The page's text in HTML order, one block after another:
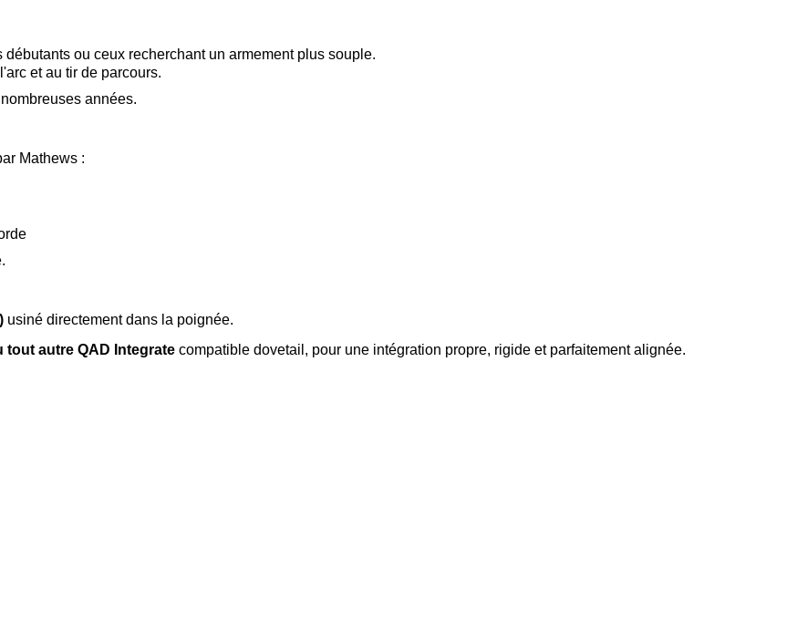
ou ceux recherchant un armement plus souple.
et au tir de parcours.
années.
Mathews :
usiné directement dans la poignée.
tout autre QAD Integrate compatible dovetail, pour une intégration propre, rigide et parfaitement alignée.